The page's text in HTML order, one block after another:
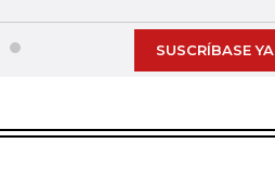
SUSCRÍBASE YA